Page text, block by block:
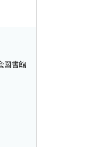
図書館